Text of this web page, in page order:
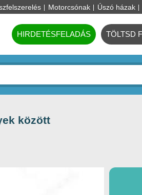
Motorcsónak Úszó házak
HIRDETÉSFELADÁS TÖLTSD
között